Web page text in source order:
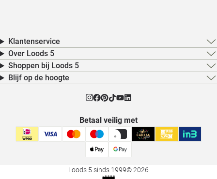
Klantenservice
Over Loods 5
Shoppen bij Loods 5
Blijf op de hoogte
Betaal veilig met
Loods 5 sinds 1999© 2026